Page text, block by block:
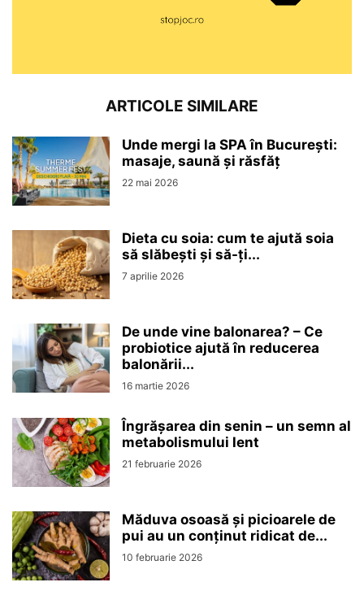
ARTICOLE SIMILARE
Unde mergi la SPA în București:
masaje, saună și răsfăț
22 mai 2026
Dieta cu soia: cum te ajută soia
să slăbești și să-ți...
7 aprilie 2026
De unde vine balonarea? – Ce
probiotice ajută în reducerea
balonării...
16 martie 2026
Îngrășarea din senin – un semn al
metabolismului lent
21 februarie 2026
Măduva osoasă și picioarele de
pui au un conținut ridicat de...
10 februarie 2026